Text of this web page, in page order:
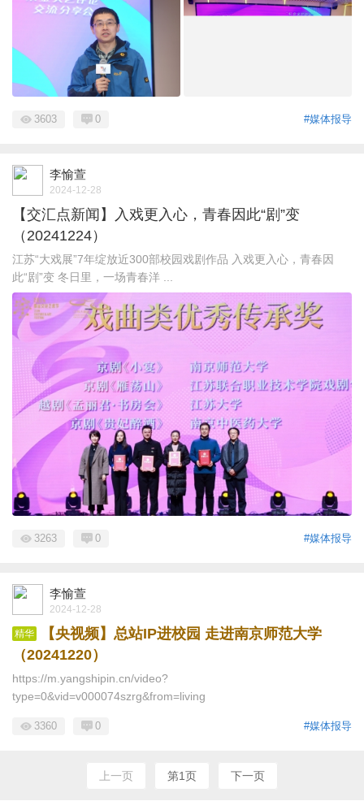
#媒体报导
3603 0
李愉萱
2024-12-28
【交汇点新闻】入戏更入心，青春因此“剧”变
（20241224）
江苏“大戏展”7年绽放近300部校园戏剧作品 入戏更入心，青春因
此“剧”变 冬日里，一场青春洋 ...
#媒体报导
3263 0
李愉萱
2024-12-28
精华
【央视频】总站IP进校园 走进南京师范大学
（20241220）
https://m.yangshipin.cn/video?
type=0&vid=v000074szrg&from=living
#媒体报导
3360 0
上一页 第1页 下一页